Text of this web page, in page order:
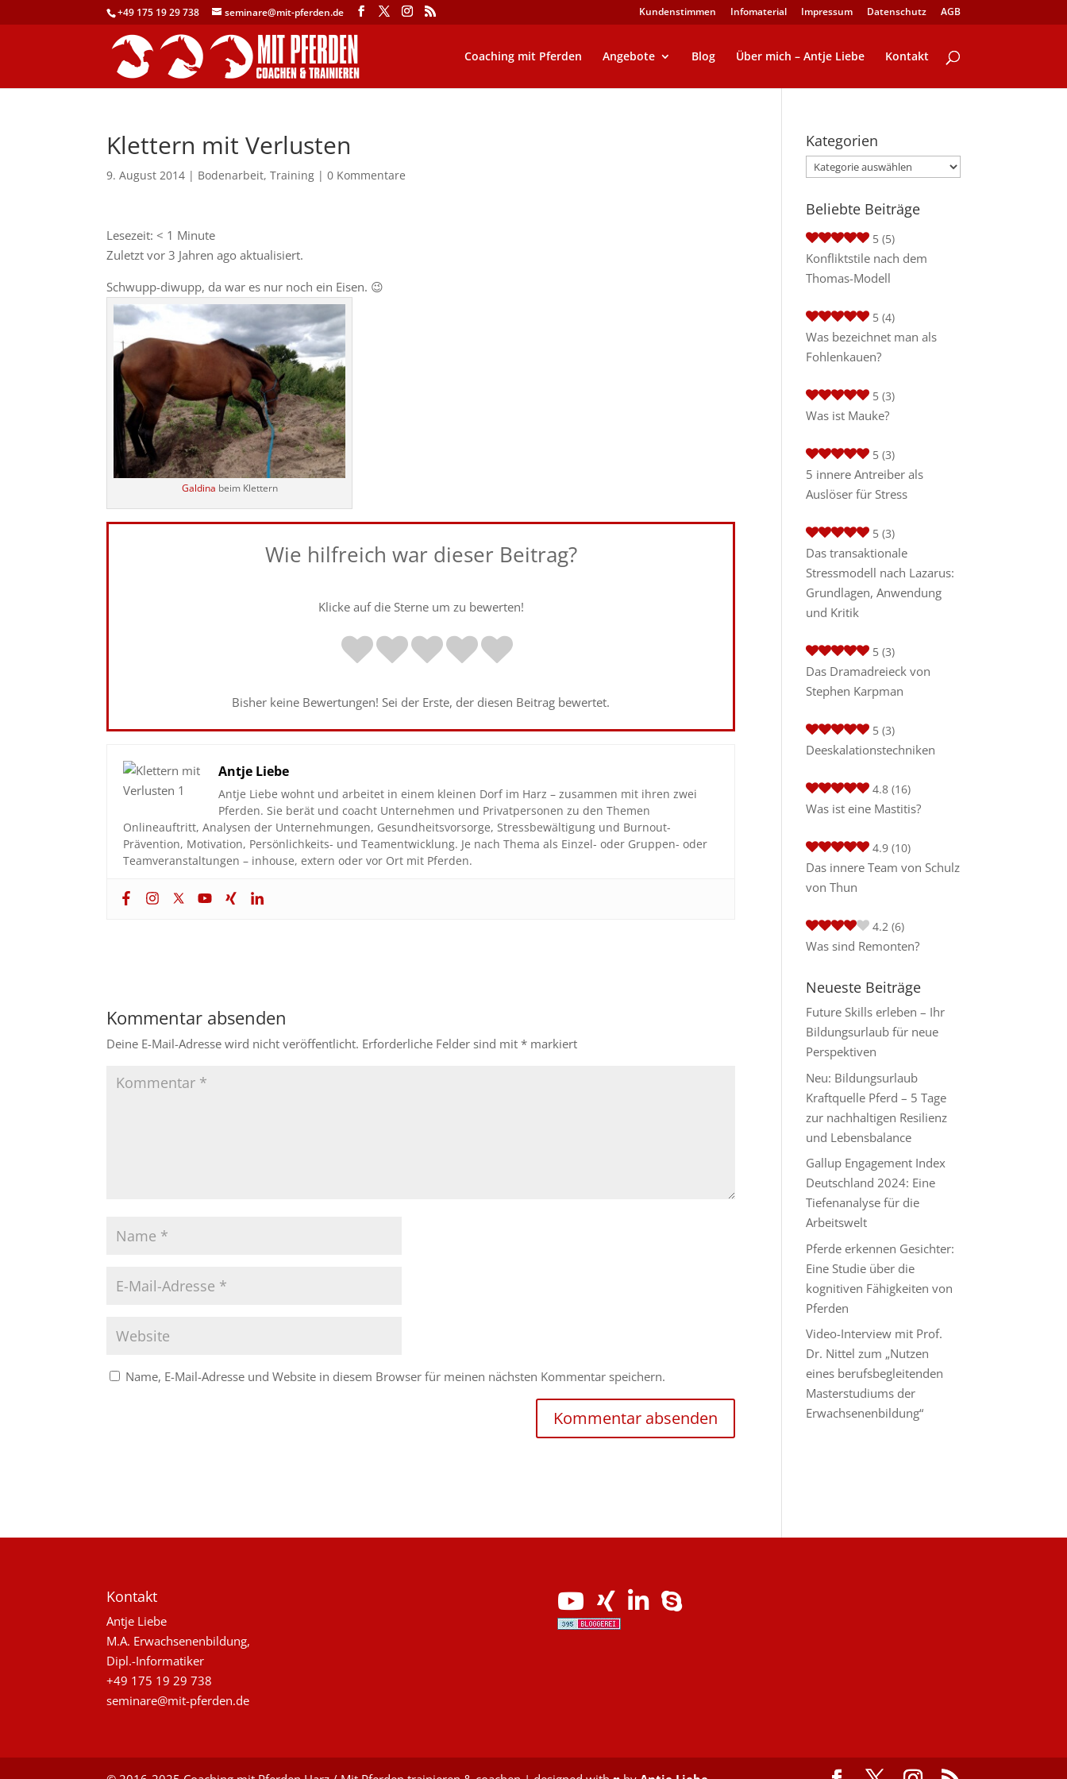
+49 175 19 29 738 seminare@mit-pferden.de Kundenstimmen Infomaterial Impressum Datenschutz AGB
Coaching mit Pferden Angebote Blog Über mich – Antje Liebe Kontakt
Klettern mit Verlusten
9. August 2014 | Bodenarbeit,Training |0 Kommentare
Lesezeit:< 1 Minute
Zuletzt vor 3 Jahren ago aktualisiert.
Schwupp-diwupp, da war es nur noch ein Eisen. 😉
Galdina beim Klettern
Wie hilfreich war dieser Beitrag?
Klicke auf die Sterne um zu bewerten!
Bisher keine Bewertungen! Sei der Erste, der diesen Beitrag bewertet.
Antje Liebe
Antje Liebe wohnt und arbeitet in einem kleinen Dorf im Harz – zusammen mit ihren zwei
Pferden. Sie berät und coacht Unternehmen und Privatpersonen zu den Themen
Onlineauftritt, Analysen der Unternehmungen, Gesundheitsvorsorge, Stressbewältigung und Burnout-
Prävention, Motivation, Persönlichkeits- und Teamentwicklung. Je nach Thema als Einzel- oder Gruppen- oder
Teamveranstaltungen – inhouse, extern oder vor Ort mit Pferden.
Kommentar absenden
Deine E-Mail-Adresse wird nicht veröffentlicht. Erforderliche Felder sind mit* markiert
Name, E-Mail-Adresse und Website in diesem Browser für meinen nächsten Kommentar speichern.
Kategorien
Kategorien
Beliebte Beiträge
5 (5)
Konfliktstile nach dem
Thomas-Modell
5 (4)
Was bezeichnet man als
Fohlenkauen?
5 (3)
Was ist Mauke?
5 (3)
5 innere Antreiber als
Auslöser für Stress
5 (3)
Das transaktionale
Stressmodell nach Lazarus:
Grundlagen, Anwendung
und Kritik
5 (3)
Das Dramadreieck von
Stephen Karpman
5 (3)
Deeskalationstechniken
4.8 (16)
Was ist eine Mastitis?
4.9 (10)
Das innere Team von Schulz
von Thun
4.2 (6)
Was sind Remonten?
Neueste Beiträge
Future Skills erleben – Ihr
Bildungsurlaub für neue
Perspektiven
Neu: Bildungsurlaub
Kraftquelle Pferd – 5 Tage
zur nachhaltigen Resilienz
und Lebensbalance
Gallup Engagement Index
Deutschland 2024: Eine
Tiefenanalyse für die
Arbeitswelt
Pferde erkennen Gesichter:
Eine Studie über die
kognitiven Fähigkeiten von
Pferden
Video-Interview mit Prof.
Dr. Nittel zum „Nutzen
eines berufsbegleitenden
Masterstudiums der
Erwachsenenbildung“
Kontakt
Antje Liebe
M.A. Erwachsenenbildung,
Dipl.-Informatiker
+49 175 19 29 738
seminare@mit-pferden.de